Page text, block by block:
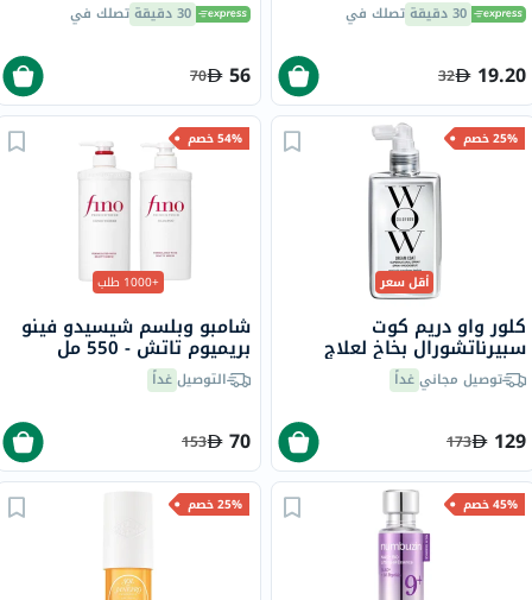
30 دقيقة تصلك في
19.20
32
30 دقيقة تصلك في
56
70
25% خصم
أقل سعر
كلور واو دريم كوت
سبيرناتشورال بخاخ لعلاج
تجعد الشعر، 200 مل
توصيل مجانيغداً
129
173
54% خصم
+1000 طلب
شامبو وبلسم شيسيدو فينو
بريميوم تاتش - 550 مل
التوصيلغداً
70
153
45% خصم 25% خصم